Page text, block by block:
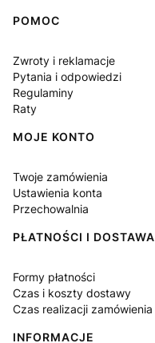
Linki w stopce
POMOC
Zwroty i reklamacje
Pytania i odpowiedzi
Regulaminy
Raty
MOJE KONTO
Twoje zamówienia
Ustawienia konta
Przechowalnia
PŁATNOŚCI I DOSTAWA
Formy płatności
Czas i koszty dostawy
Czas realizacji zamówienia
INFORMACJE